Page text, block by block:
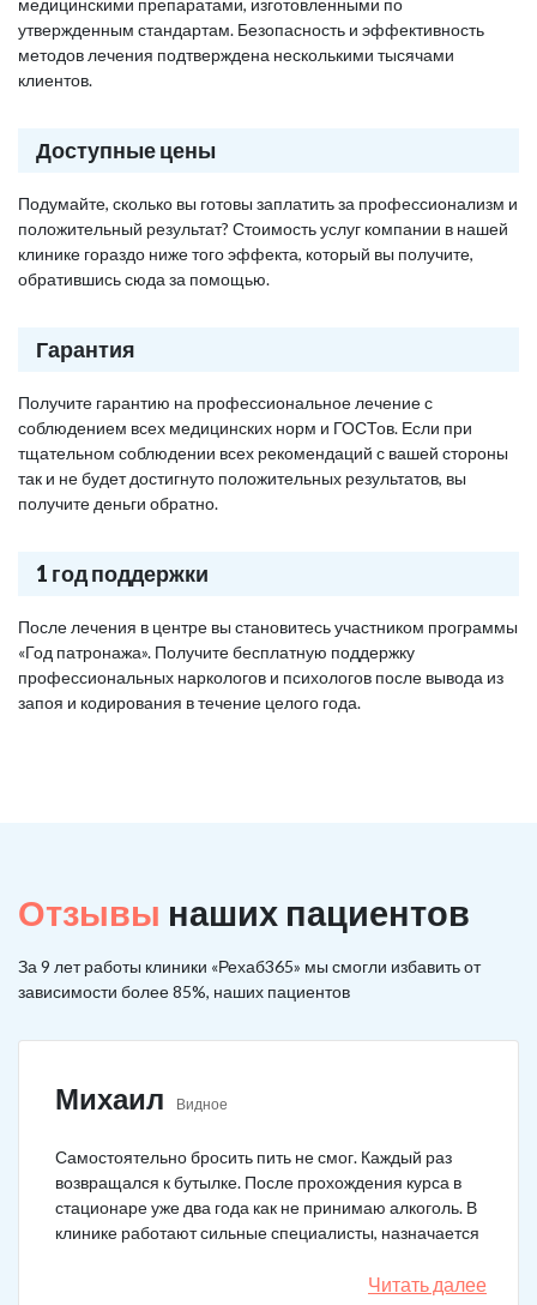
медицинскими препаратами, изготовленными по
утвержденным стандартам. Безопасность и эффективность
методов лечения подтверждена несколькими тысячами
клиентов.
Доступные цены
Подумайте, сколько вы готовы заплатить за профессионализм и
положительный результат? Стоимость услуг компании в нашей
клинике гораздо ниже того эффекта, который вы получите,
обратившись сюда за помощью.
Гарантия
Получите гарантию на профессиональное лечение с
соблюдением всех медицинских норм и ГОСТов. Если при
тщательном соблюдении всех рекомендаций с вашей стороны
так и не будет достигнуто положительных результатов, вы
получите деньги обратно.
1 год поддержки
После лечения в центре вы становитесь участником программы
«Год патронажа». Получите бесплатную поддержку
профессиональных наркологов и психологов после вывода из
запоя и кодирования в течение целого года.
Отзывы наших пациентов
За 9 лет работы клиники «Рехаб365» мы смогли избавить от
зависимости более 85%, наших пациентов
Михаил Видное
Самостоятельно бросить пить не смог. Каждый раз
возвращался к бутылке. После прохождения курса в
стационаре уже два года как не принимаю алкоголь. В
клинике работают сильные специалисты, назначается
Читать далее